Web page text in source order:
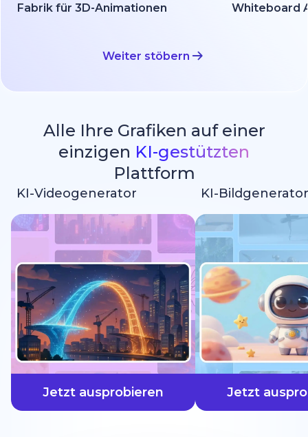
Fabrik für 3D-Animationen Whiteboard
Weiter stöbern
Alle Ihre Grafiken auf einer
einzigen KI-gestützten
Plattform
KI-Videogenerator
Jetzt ausprobieren
KI-Bildgenerator
Jetzt
schneller